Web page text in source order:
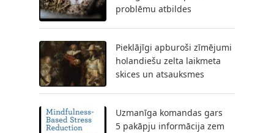
problēmu atbildes
Pieklājīgi apburoši zīmējumi
holandiešu zelta laikmeta
skices un atsauksmes
Uzmanīga komandas gars
5 pakāpju informācija zem